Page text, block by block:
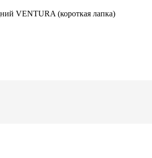
VENTURA (короткая лапка)